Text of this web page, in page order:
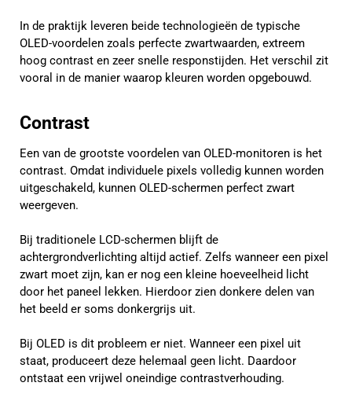
In de praktijk leveren beide technologieën de typische
OLED-voordelen zoals perfecte zwartwaarden, extreem
hoog contrast en zeer snelle responstijden. Het verschil zit
vooral in de manier waarop kleuren worden opgebouwd.
Contrast
Een van de grootste voordelen van OLED-monitoren is het
contrast. Omdat individuele pixels volledig kunnen worden
uitgeschakeld, kunnen OLED-schermen perfect zwart
weergeven.
Bij traditionele LCD-schermen blijft de
achtergrondverlichting altijd actief. Zelfs wanneer een pixel
zwart moet zijn, kan er nog een kleine hoeveelheid licht
door het paneel lekken. Hierdoor zien donkere delen van
het beeld er soms donkergrijs uit.
Bij OLED is dit probleem er niet. Wanneer een pixel uit
staat, produceert deze helemaal geen licht. Daardoor
ontstaat een vrijwel oneindige contrastverhouding.